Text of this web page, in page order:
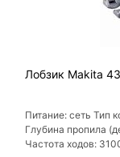
Лобзик Makita
Питание: сеть Тип
Глубина пропила
Частота ходов: